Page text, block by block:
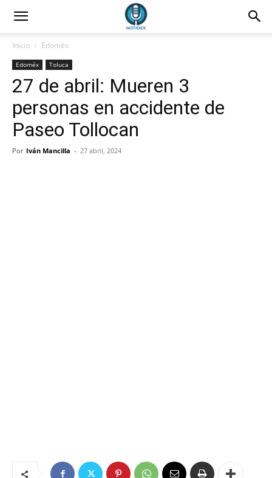
Inicio Edoméx
Edoméx Toluca
27 de abril: Mueren 3
personas en accidente de
Paseo Tollocan
Por Iván Mancilla - 27 abril, 2024